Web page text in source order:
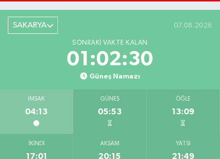
SAKARYA 07.08.2026
SONRAKI VAKTE KALAN
01:02:30
Güneş Namazı
İMSAK
04:13
GÜNEŞ
05:53
ÖĞLE
13:09
İKINDI
17:01
AKŞAM
20:15
YATSI
21:49